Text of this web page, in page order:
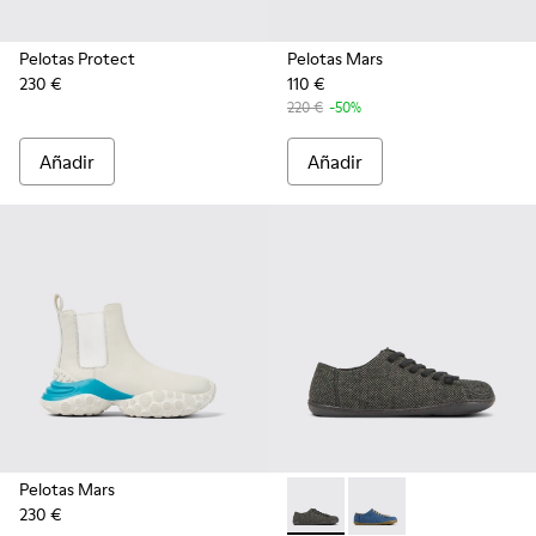
Pelotas Protect
230 €
Añadir
Pelotas Mars
110 €
220 € -50%
Añadir
Pelotas Mars
230 €
Peu - K201477-002 -
Peu - K201477-005